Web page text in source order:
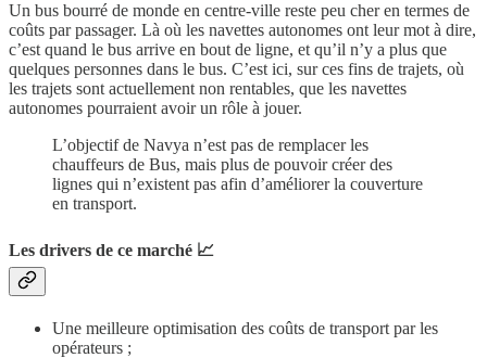
Un bus bourré de monde en centre-ville reste peu cher en termes de
coûts par passager. Là où les navettes autonomes ont leur mot à dire,
c’est quand le bus arrive en bout de ligne, et qu’il n’y a plus que
quelques personnes dans le bus. C’est ici, sur ces fins de trajets, où
les trajets sont actuellement non rentables, que les navettes
autonomes pourraient avoir un rôle à jouer.
L’objectif de Navya n’est pas de remplacer les
chauffeurs de Bus, mais plus de pouvoir créer des
lignes qui n’existent pas afin d’améliorer la couverture
en transport.
Les drivers de ce marché 📈
Une meilleure optimisation des coûts de transport par les
opérateurs ;